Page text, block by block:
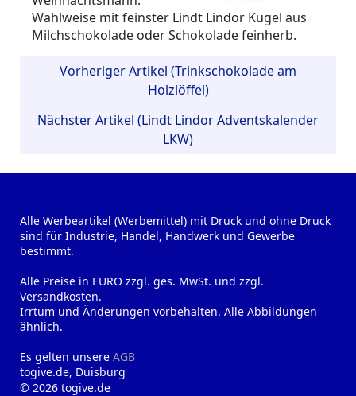
Wahlweise mit feinster Lindt Lindor Kugel aus
Milchschokolade oder Schokolade feinherb.
Vorheriger Artikel (Trinkschokolade am
Holzlöffel)
Nächster Artikel (Lindt Lindor Adventskalender
LKW)
Alle Werbeartikel (Werbemittel) mit Druck und ohne Druck
sind für Industrie, Handel, Handwerk und Gewerbe
bestimmt.
Alle Preise in EURO zzgl. ges. MwSt. und zzgl.
Versandkosten.
Irrtum und Änderungen vorbehalten. Alle Abbildungen
ähnlich.
Es gelten unsere AGB
togive.de, Duisburg
© 2026 togive.de